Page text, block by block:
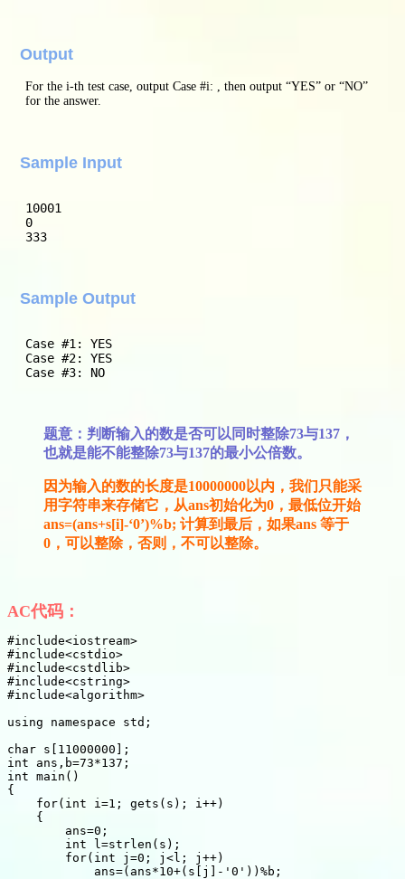
Output
For the i-th test case, output Case #i: , then output “YES” or “NO”
for the answer.
Sample Input
10001
0
333
Sample Output
Case #1: YES
Case #2: YES
Case #3: NO
题意：判断输入的数是否可以同时整除73与137，
也就是能不能整除73与137的最小公倍数。
因为输入的数的长度是10000000以内，我们只能采
用字符串来存储它， 从ans初始化为0，最低位开始
ans=(ans+s[i]-‘0’)%b; 计算到最后，如果ans 等于
0，可以整除， 否则，不可以整除。
AC代码：
#include<iostream>
#include<cstdio>
#include<cstdlib>
#include<cstring>
#include<algorithm>
using
namespace std ;
char s [ 11000000 ] ;
int ans , b=73*137 ;
int main ( )
{
for( int i =1 ; gets ( s ) ; i ++)
{
        ans
=0 ;
int l =strlen ( s ) ;
for( int j =0 ; j <l ; j ++)
            ans
=( ans*10+( s [ j ] - '0' ) ) %b ;